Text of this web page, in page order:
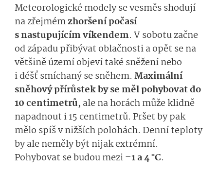
Meteorologické modely sevesměsshodují
nazřejmémzhor­šení počasí
s nastupujícím víkendem. V so­botuzačne
od západu přibývat oblačnosti a opět se na
většině území objevítakésně­žení nebo
i déšť smíchaný se sněhem. Maximální
sněhový přírůstek by se měl pohybovat do
10 centimetrů, ale na horách může klidně
napadnout i 15 centimetrů. Pršet by pak
mělo spíš v nižších polohách. Denní teploty
byaleneměly být nijak extrémní.
Pohybovat se budou mezi–1 a 4 °C.